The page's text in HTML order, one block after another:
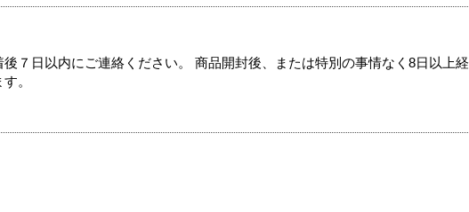
７日以内にご連絡ください。 商品開封後、または特別の事情なく8日以上経
。